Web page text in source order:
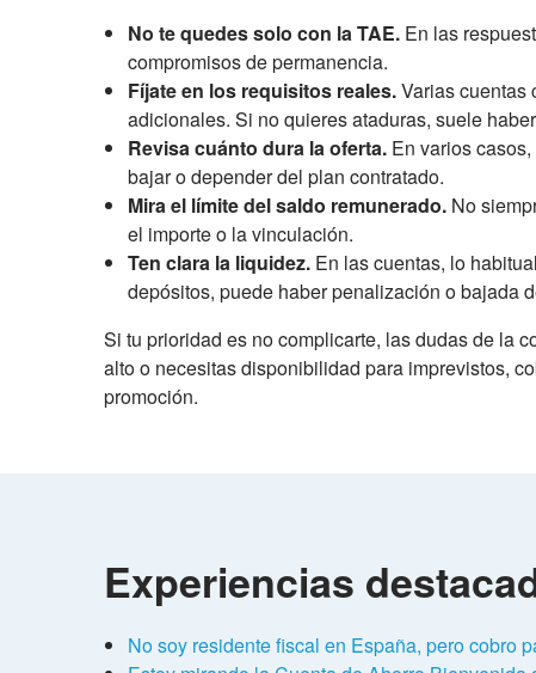
No te quedes solo con la TAE. En las
compromisos de permanencia.
Fíjate en los requisitos reales.Varias cuentas
adicionales. Si no quieres ataduras, suele
Revisa cuánto dura la oferta. En varios
bajar o depender del plan contratado.
Mira el límite del saldo remunerado. No
el importe o la vinculación.
Ten clara la liquidez. En las cuentas, lo
depósitos, puede haber penalización o bajada
Si tu prioridad es no complicarte, las dudas de la
alto o necesitas disponibilidad para imprevistos,
promoción.
Experiencias
No soy residente fiscal en España, pero cobro